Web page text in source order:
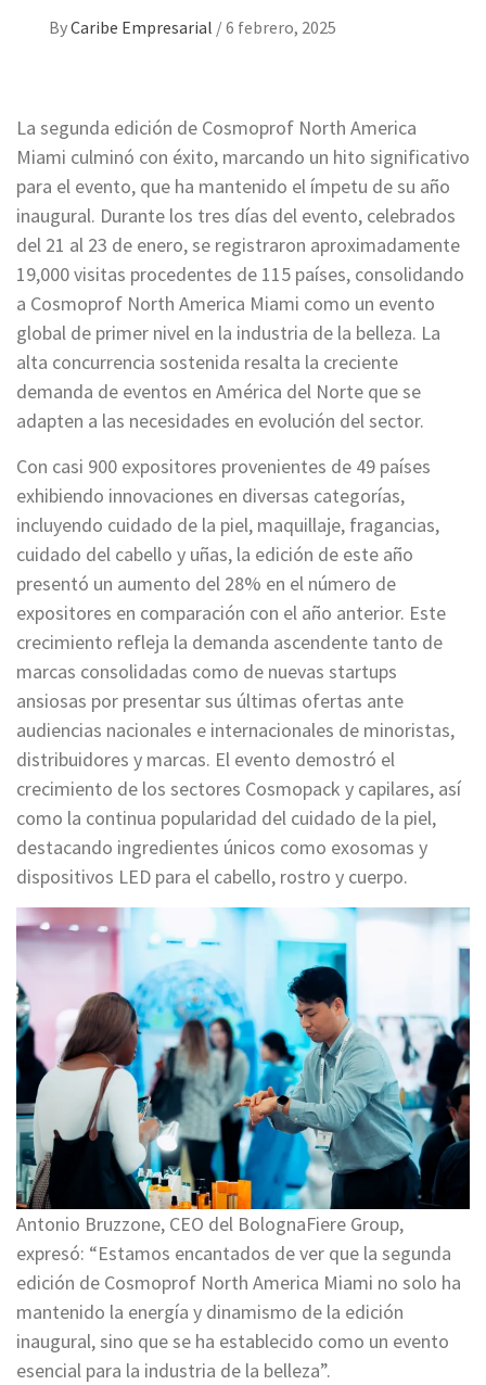
ByCaribe Empresarial /6 febrero, 2025
La segunda edición de Cosmoprof North America
Miami culminó con éxito, marcando un hito significativo
para el evento, que ha mantenido el ímpetu de su año
inaugural. Durante los tres días del evento, celebrados
del 21 al 23 de enero, se registraron aproximadamente
19,000 visitas procedentes de 115 países, consolidando
a Cosmoprof North America Miami como un evento
global de primer nivel en la industria de la belleza. La
alta concurrencia sostenida resalta la creciente
demanda de eventos en América del Norte que se
adapten a las necesidades en evolución del sector.
Con casi 900 expositores provenientes de 49 países
exhibiendo innovaciones en diversas categorías,
incluyendo cuidado de la piel, maquillaje, fragancias,
cuidado del cabello y uñas, la edición de este año
presentó un aumento del 28% en el número de
expositores en comparación con el año anterior. Este
crecimiento refleja la demanda ascendente tanto de
marcas consolidadas como de nuevas startups
ansiosas por presentar sus últimas ofertas ante
audiencias nacionales e internacionales de minoristas,
distribuidores y marcas. El evento demostró el
crecimiento de los sectores Cosmopack y capilares, así
como la continua popularidad del cuidado de la piel,
destacando ingredientes únicos como exosomas y
dispositivos LED para el cabello, rostro y cuerpo.
Antonio Bruzzone, CEO del BolognaFiere Group,
expresó: “Estamos encantados de ver que la segunda
edición de Cosmoprof North America Miami no solo ha
mantenido la energía y dinamismo de la edición
inaugural, sino que se ha establecido como un evento
esencial para la industria de la belleza”.